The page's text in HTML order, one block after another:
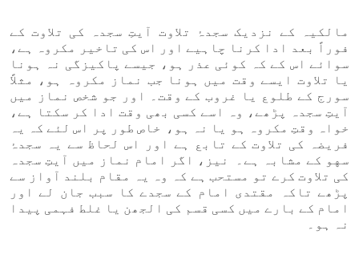
مالکیہ کے نزدیک سجدۂ تلاوت آیتِ سجدہ کی تلاوت کے
فوراً بعد ادا کرنا چاہیے اور اس کی تاخیر مکروہ ہے،
سوائے اس کے کہ کوئی عذر ہو، جیسے پاکیزگی نہ ہونا
یا تلاوت ایسے وقت میں ہونا جب نماز مکروہ ہو، مثلاً
سورج کے طلوع یا غروب کے وقت۔ اور جو شخص نماز میں
آیتِ سجدہ پڑھے، وہ اسے کسی بھی وقت ادا کر سکتا ہے،
خواہ وقتِ مکروہ ہو یا نہ ہو، خاص طور پر اس لئے کہ یہ
فریضہ کی تلاوت کے تابع ہے اور اس لحاظ سے یہ سجدۂ
سهو کے مشابہ ہے۔ نیز، اگر امام نماز میں آیتِ سجدہ
کی تلاوت کرے تو مستحب ہے کہ وہ یہ مقام بلند آواز سے
پڑھے تاکہ مقتدی امام کے سجدے کا سبب جان لے اور
امام کے بارے میں کسی قسم کی الجھن یا غلط فہمی پیدا
نہ ہو۔